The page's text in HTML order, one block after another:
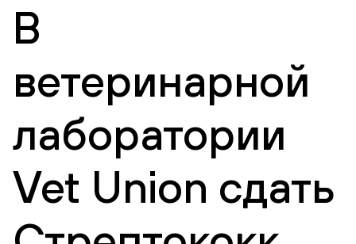
В
ветеринарной
лаборатории
Vet Union сдать